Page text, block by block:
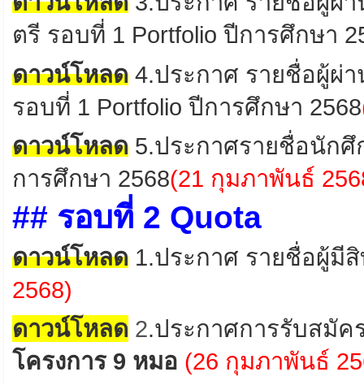
ตรี รอบที่ 1 Portfolio ปีการศึกษา
ดาวน์โหลด 4.ประกาศ รายชื่อผู้ผ่
รอบที่ 1 Portfolio ปีการศึกษา 2568
ดาวน์โหลด 5.ประกาศรายชื่อนัก
การศึกษา 2568(21 กุมภาพันธ์
## รอบที่ 2 Quota
ดาวน์โหลด 1.ประกาศ รายชื่อผู้มี
2568)
ดาวน์โหลด 2.ประกาศการรับสมั
โครงการ 9 หมอ (26 กุมภาพันธ์